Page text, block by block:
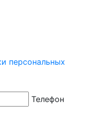
персональных
Телефон